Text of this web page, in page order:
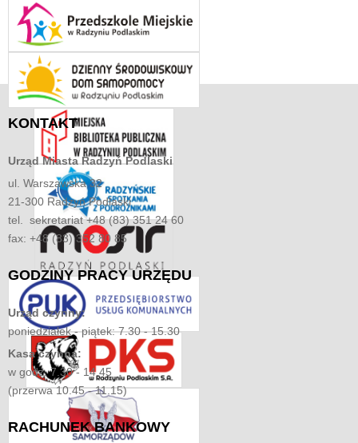
KONTAKT
Urząd MiastaRadzyń Podlaski
ul. Warszawska 32
21-300 Radzyń Podlaski
tel. sekretariat +48 (83) 351 24 60
fax: +48 (83) 352 80 85
GODZINYPRACY URZĘDU
Urząd czynny:
poniedziałek - piątek: 7.30 - 15.30
Kasa czynna:
w godz. 7.30 - 14.45
(przerwa 10.45 - 11.15)
RACHUNEKBANKOWY